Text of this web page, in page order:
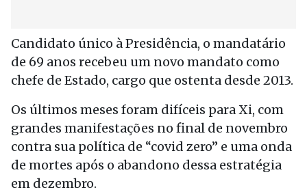
Candidato único à Presidência, o mandatário
de 69 anos recebeu um novo mandato como
chefe de Estado, cargo que ostenta desde 2013.
Os últimos meses foram difíceis para Xi, com
grandes manifestações no final de novembro
contra sua política de “covid zero” e uma onda
de mortes após o abandono dessa estratégia
em dezembro.